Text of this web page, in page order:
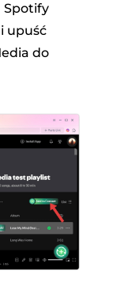
upuść
do